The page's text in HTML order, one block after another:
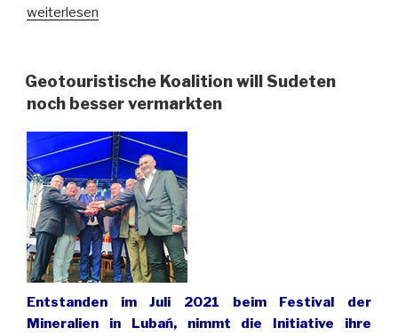
„Die
Schlesien
nach
weiterlesen
Geotouristische Koalition will Sudeten
noch besser vermarkten
Entstanden im Juli 2021 beim Festival der
Mineralien in Lubań, nimmt die Initiative ihre